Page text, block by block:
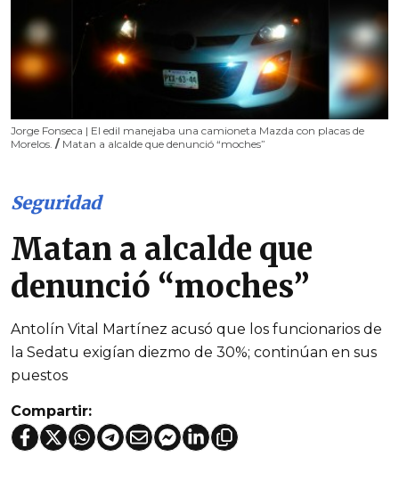
Jorge Fonseca | El edil manejaba una camioneta Mazda con placas de
Morelos. / Matan a alcalde que denunció “moches”
Seguridad
Matan a alcalde que
denunció “moches”
Antolín Vital Martínez acusó que los funcionarios de
la Sedatu exigían diezmo de 30%; continúan en sus
puestos
Compartir: